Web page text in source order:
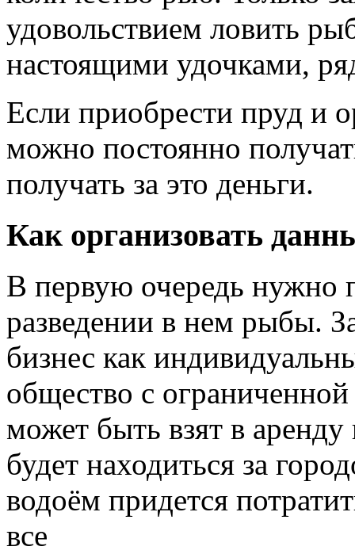
удовольствием ловить
настоящими удочками,
Если приобрести пруд и
можно постоянно
получать за это деньги.
Как организовать
В первую очередь нужно
разведении в нем рыбы.
бизнес как
общество с
может быть взят в
будет находиться за
водоём придется
все